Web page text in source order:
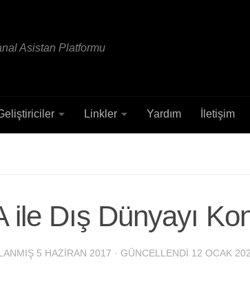
Asistan Platformu
Linkler Yardım İletişim
ile Dış Dünyayı
5 HAZIRAN 2017 · GÜNCELLENDI 12 OCAK